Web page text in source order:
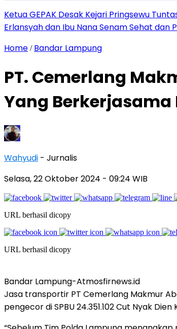
Ketua GEPAK Desak Kejari Pringsewu
Erlansyah dan Ibu Nana Senam Sehat dan
Home / Bandar Lampung
PT. Cemerlang
Yang Berkerjasama
Wahyudi - Jurnalis
Selasa, 22 Oktober 2024 - 09:24 WIB
URL berhasil dicopy
URL berhasil dicopy
Bandar Lampung-Atmosfirnews.id
Jasa transportir PT Cemerlang Makmur
pengecor di SPBU 24.351.102 Cut Nyak